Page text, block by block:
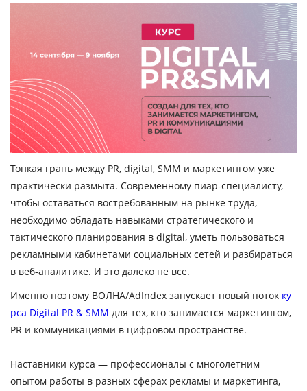
Тонкая грань между PR, digital, SMM и маркетингом уже
практически размыта. Современному пиар-специалисту,
чтобы оставаться востребованным на рынке труда,
необходимо обладать навыками стратегического и
тактического планирования в digital, уметь пользоваться
рекламными кабинетами социальных сетей и разбираться
в веб-аналитике. И это далеко не все.
Именно поэтому ВОЛНА/AdIndex запускает новый поток ку
рса Digital PR & SMM для тех, кто занимается маркетингом,
PR и коммуникациями в цифровом пространстве.
Наставники курса — профессионалы с многолетним
опытом работы в разных сферах рекламы и маркетинга,